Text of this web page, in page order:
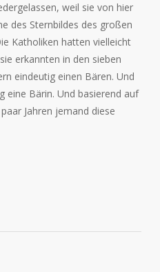
weil sie von hier
des Sternbildes des großen
Katholiken hatten vielleicht
erkannten in den sieben
eindeutig einen Bären. Und
eine Bärin. Und basierend auf
Jahren jemand diese